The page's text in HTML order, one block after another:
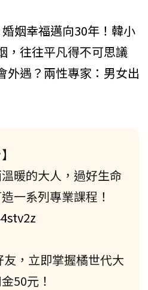
姻幸福邁向30年！韓小
，往往平凡得不可思議
外遇？兩性專家：男女出
暖的大人，過好生命
一系列專業課程！
，立即掌握橘世代大
50元！